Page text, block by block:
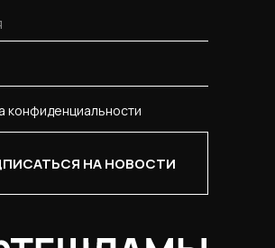
НА НОВОСТИ
конфиденциальности